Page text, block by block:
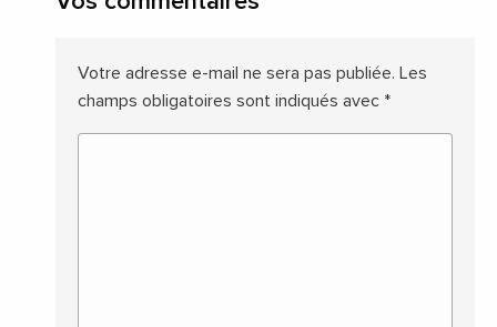
Votre adresse e-mail ne sera pas publiée. Les
champs obligatoires sont indiqués avec *